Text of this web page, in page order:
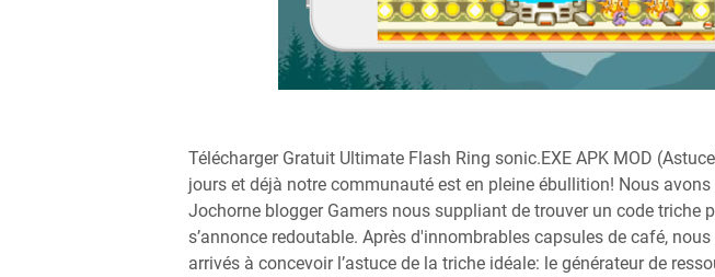
Télécharger Gratuit Ultimate Flash Ring sonic.EXE APK MOD
jours et déjà notre communauté est en pleine ébullition! Nous avons
Jochorne blogger Gamers nous suppliant de trouver un code triche
s’annonce redoutable. Après d'innombrables capsules de café,
arrivés à concevoir l’astuce de la triche idéale: le générateur de